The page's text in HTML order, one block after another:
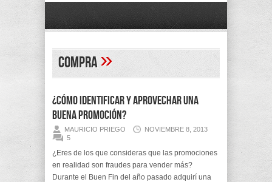
compra»
¿Cómo identificar y aprovechar una
buena promoción?
MAURICIO PRIEGO
NOVIEMBRE 8, 2013
5
¿Eres de los que consideras que las promociones
en realidad son fraudes para vender más?
Durante el Buen Fin del año pasado adquirí una